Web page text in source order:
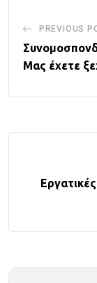
PREVIOUS
Μας έχετε